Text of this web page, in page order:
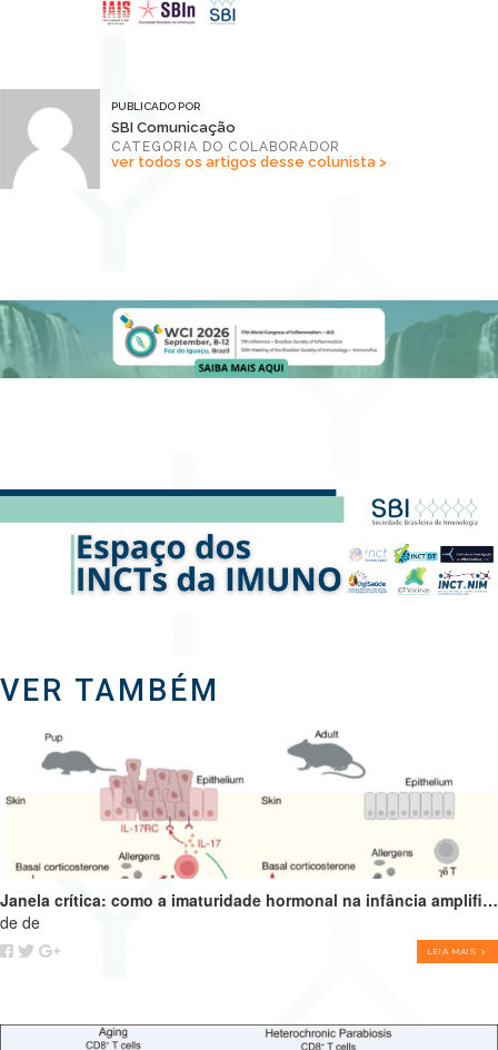
PUBLICADO POR
SBI Comunicação
CATEGORIA DO COLABORADOR
ver todos os artigos desse colunista >
VER TAMBÉM
Janela crítica: como a imaturidade hormonal na infância amplifica alergias e programa o futuro do sistema imune
de de
LEIA MAIS >